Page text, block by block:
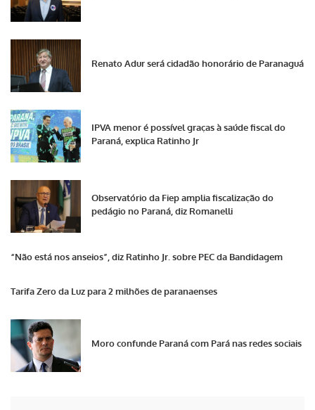
Renato Adur será cidadão honorário de Paranaguá
IPVA menor é possível graças à saúde fiscal do
Paraná, explica Ratinho Jr
Observatório da Fiep amplia fiscalização do
pedágio no Paraná, diz Romanelli
“Não está nos anseios”, diz Ratinho Jr. sobre PEC da Bandidagem
Tarifa Zero da Luz para 2 milhões de paranaenses
Moro confunde Paraná com Pará nas redes sociais